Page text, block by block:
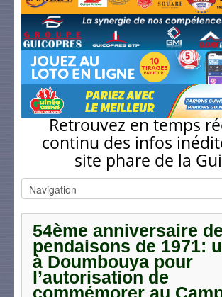
Retrouvez en temps
continu des infos
site phare de la
54ème anniversaire
pendaisons de 1971:
à Doumbouya pour
l’autorisation de